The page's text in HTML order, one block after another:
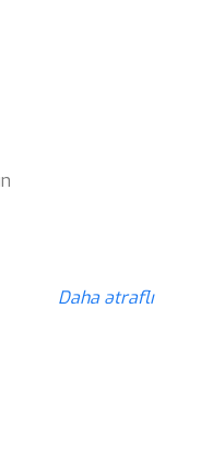
Daha ətraflı